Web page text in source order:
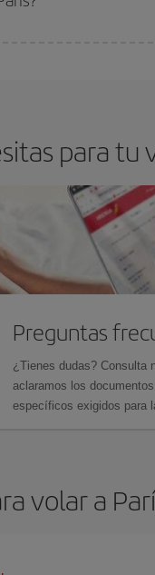
para tu
Preguntas
¿Tienes dudas? Consulta
aclaramos los
específicos exigidos para
volar a